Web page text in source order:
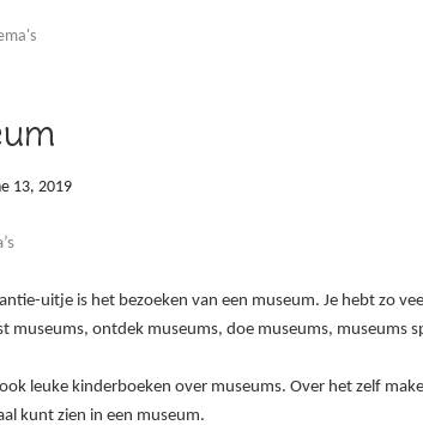
13, 2019
uitje is het bezoeken van een museum. Je hebt zo
museums, ontdek museums, doe museums, museums
leuke kinderboeken over museums. Over het zelf
kunt zien in een museum.